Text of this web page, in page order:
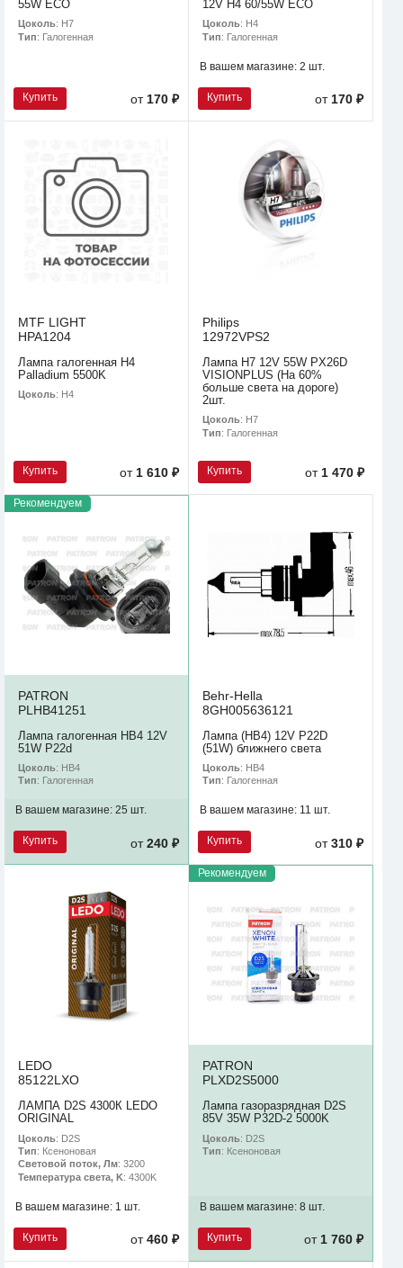
55W ECO
Цоколь: H7
Тип: Галогенная
Купить от170 ₽
12V H4 60/55W ECO
Цоколь: H4
Тип: Галогенная
В вашем магазине: 2 шт.
Купить от170 ₽
MTF LIGHT
HPA1204
Лампа галогенная H4
Palladium 5500K
Цоколь: H4
Купить от 1 610 ₽
Philips
12972VPS2
Лампа H7 12V 55W PX26D
VISIONPLUS (На 60%
больше света на дороге)
2шт.
Цоколь: H7
Тип: Галогенная
Купить от 1 470 ₽
Рекомендуем
PATRON
PLHB41251
Лампа галогенная HB4 12V
51W P22d
Цоколь: HB4
Тип: Галогенная
В вашем магазине: 25 шт.
Купить от240 ₽
Behr-Hella
8GH005636121
Лампа (HB4) 12V P22D
(51W) ближнего света
Цоколь: HB4
Тип: Галогенная
В вашем магазине: 11 шт.
Купить от310 ₽
LEDO
85122LXO
ЛАМПА D2S 4300К LEDO
ORIGINAL
Цоколь: D2S
Тип: Ксеноновая
Световой поток, Лм: 3200
Температура света, K: 4300K
В вашем магазине: 1 шт.
Купить от460 ₽
Рекомендуем
PATRON
PLXD2S5000
Лампа газоразрядная D2S
85V 35W P32D-2 5000K
Цоколь: D2S
Тип: Ксеноновая
В вашем магазине: 8 шт.
Купить от1 760 ₽